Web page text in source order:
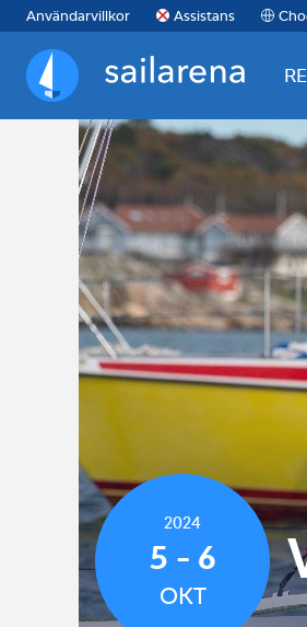
Användarvillkor Assistans
Sailarena
2024
5 - 6
OKT